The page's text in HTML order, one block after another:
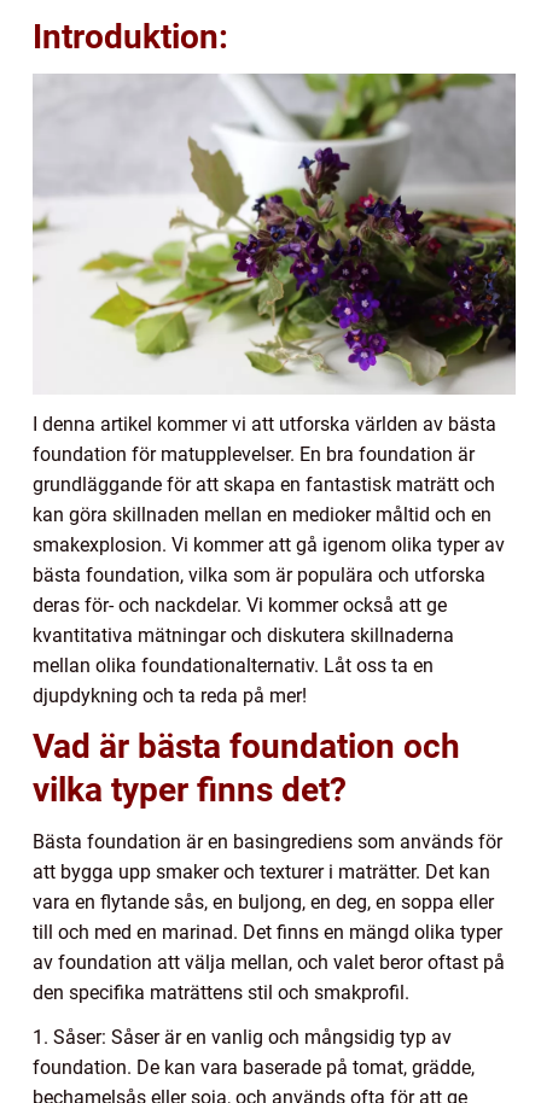
Introduktion:
I denna artikel kommer vi att utforska världen av bästa
foundation för matupplevelser. En bra foundation är
grundläggande för att skapa en fantastisk maträtt och
kan göra skillnaden mellan en medioker måltid och en
smakexplosion. Vi kommer att gå igenom olika typer av
bästa foundation, vilka som är populära och utforska
deras för- och nackdelar. Vi kommer också att ge
kvantitativa mätningar och diskutera skillnaderna
mellan olika foundationalternativ. Låt oss ta en
djupdykning och ta reda på mer!
Vad är bästa foundation och
vilka typer finns det?
Bästa foundation är en basingrediens som används för
att bygga upp smaker och texturer i maträtter. Det kan
vara en flytande sås, en buljong, en deg, en soppa eller
till och med en marinad. Det finns en mängd olika typer
av foundation att välja mellan, och valet beror oftast på
den specifika maträttens stil och smakprofil.
1. Såser: Såser är en vanlig och mångsidig typ av
foundation. De kan vara baserade på tomat, grädde,
bechamelsås eller soja, och används ofta för att ge